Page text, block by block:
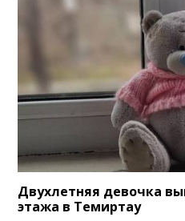
Двухлетняя девочка
этажа в Темиртау